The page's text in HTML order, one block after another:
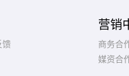
馈
营销
商务合
媒资合